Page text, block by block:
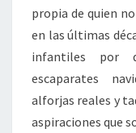
propia de quien
en las últimas
infantiles por
escaparates
alforjas reales y
aspiraciones que